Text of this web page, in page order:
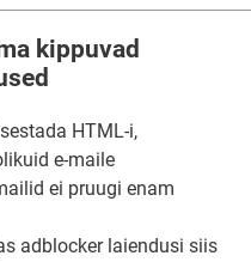
kippuvad
HTML-i,
e-maile
ei pruugi enam
adblocker laiendusi siis